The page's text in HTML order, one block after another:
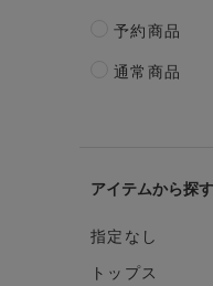
予約商品
通常商品
アイテム
指定なし
トップス